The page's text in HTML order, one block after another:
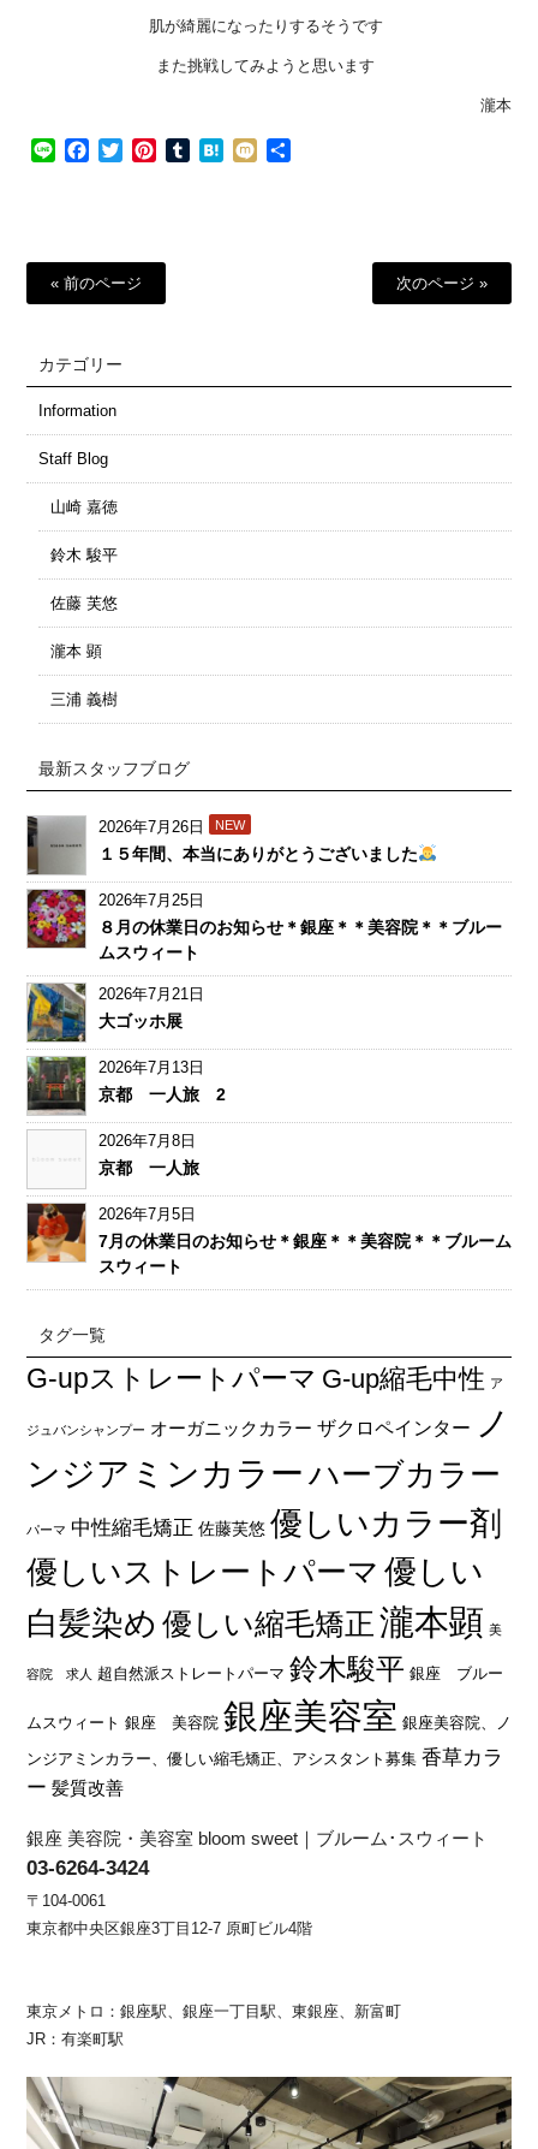
肌が綺麗になったりするそうです
また挑戦してみようと思います
瀧本
Line Facebook
TwitterPinterestTumblrHatena
Mixi
« 前のページ 次のページ »
カテゴリー
Information
Staff Blog
山崎 嘉徳
鈴木 駿平
佐藤 芙悠
瀧本 顕
三浦 義樹
最新スタッフブログ
2026年7月26日 NEW
１５年間、本当にありがとうございました
2026年7月25日
８月の休業日のお知らせ＊銀座＊＊美容院＊＊ブルー
ムスウィート
2026年7月21日
大ゴッホ展
2026年7月13日
京都 一人旅 2
2026年7月8日
京都 一人旅
2026年7月5日
7月の休業日のお知らせ＊銀座＊＊美容院＊＊ブルーム
スウィート
タグ一覧
G-upストレートパーマ G-up縮毛中性 ア
ジュバンシャンプー オーガニックカラー ザクロペインター
ノ
ンジアミンカラー ハーブカラー
パーマ 中性縮毛矯正 佐藤芙悠 優しいカラー剤
優しいストレートパーマ 優しい
白髪染め 優しい縮毛矯正 瀧本顕 美
容院 求人 超自然派ストレートパーマ 鈴木駿平 銀座 ブルー
ムスウィート 銀座 美容院 銀座美容室 銀座美容院、ノ
ンジアミンカラー、優しい縮毛矯正、アシスタント募集 香草カラ
ー 髪質改善
銀座 美容院・美容室 bloom sweet｜ブルーム･スウィート
03-6264-3424
〒104-0061
東京都中央区銀座3丁目12-7 原町ビル4階
東京メトロ：銀座駅、銀座一丁目駅、東銀座、新富町
JR：有楽町駅